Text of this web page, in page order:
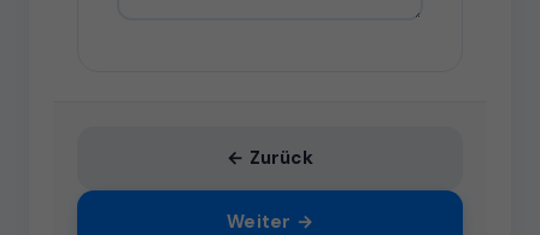
← Zurück
Weiter →